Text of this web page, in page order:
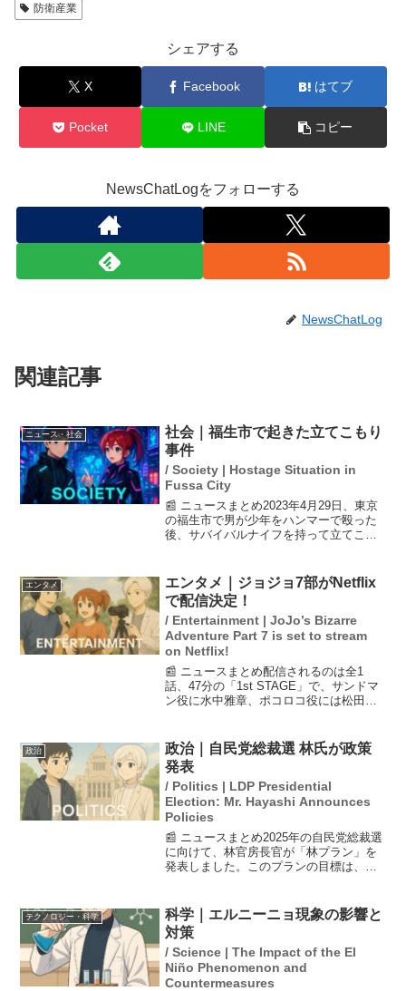
防衛産業
シェアする
X Facebook はてブ
Pocket LINE コピー
NewsChatLogをフォローする
NewsChatLog
関連記事
ニュース・社会
社会｜福生市で起きた立てこもり
事件
/ Society | Hostage Situation in
Fussa City
📰 ニュースまとめ2023年4月29日、東京
の福生市で男が少年をハンマーで殴った
後、サバイバルナイフを持って立てこも
場に駆けつけ、状況を収拾するための対
応を行っています...
エンタメ
エンタメ｜ジョジョ7部がNetflix
で配信決定！
/ Entertainment | JoJo’s Bizarre
Adventure Part 7 is set to stream
on Netflix!
📰 ニュースまとめ配信されるのは全1
話、47分の「1st STAGE」で、サンドマ
ン役に水中雅章、ポコロコ役には松田健
リーズの第7部「スティール・ボール・ラ
ン」が、20...
政治
政治｜自民党総裁選 林氏が政策
発表
/ Politics | LDP Presidential
Election: Mr. Hayashi Announces
Policies
📰 ニュースまとめ2025年の自民党総裁選
に向けて、林官房長官が「林プラン」を
発表しました。このプランの目標は、実
つ新しい政策を提案する意向を示してい
ます。また、世論...
テクノロジー・科学
科学｜エルニーニョ現象の影響と
対策
/ Science | The Impact of the El
Niño Phenomenon and
Countermeasures